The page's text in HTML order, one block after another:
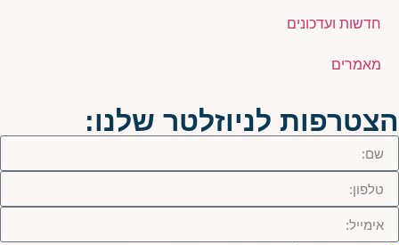
חדשות ועדכונים
מאמרים
הצטרפות לניוזלטר שלנו: